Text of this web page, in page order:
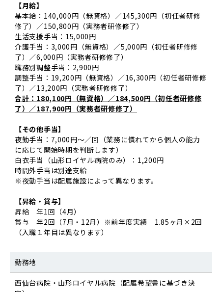
【月給】
基本給：140,000円（無資格）／145,300円（初任者研修
修了）／150,800円（実務者研修修了）
生活支援手当：15,000円
介護手当：3,000円（無資格）／5,000円（初任者研修修
了）／6,000円（実務者研修修了）
職務別調整手当：2,900円
調整手当：19,200円（無資格）／16,300円（初任者研修修
了）／13,200円（実務者研修修了）
合計：180,100円（無資格）／184,500円（初任者研修修
了）／187,900円（実務者研修修了）
【その他手当】
夜勤手当：7,000円～／回（業務に慣れてから個人の能力
に応じて開始時期を判断します）
白衣手当（山形ロイヤル病院のみ）：1,200円
時間外手当は別途支給
※夜勤手当は配属施設によって異なります。
【昇給・賞与】
昇給 年1回（4月）
賞与 年2回（7月・12月）※前年度実績 1.85ヶ月×2回
（入職１年目は異なります）
勤務地
西仙台病院・山形ロイヤル病院（配属希望書に基づき決